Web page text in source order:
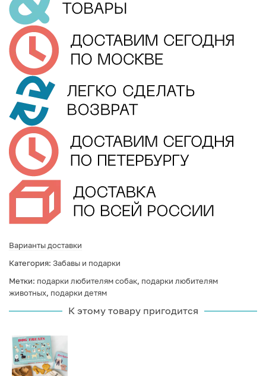
Варианты доставки
Категория: Забавы и подарки
Метки: подарки любителям собак, подарки любителям
животных, подарки детям
К этому товару пригодится